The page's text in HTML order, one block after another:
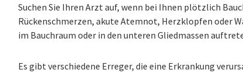
Suchen Sie Ihren Arzt auf, wenn bei Ihnen plötzlich
Rückenschmerzen, akute Atemnot, Herzklopfen oder
im Bauchraum oder in den unteren Gliedmassen
Es gibt verschiedene Erreger, die eine Erkrankung